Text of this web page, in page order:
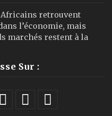
Africains retrouvent
l’économie, mais
marchés restent à la
Sur :